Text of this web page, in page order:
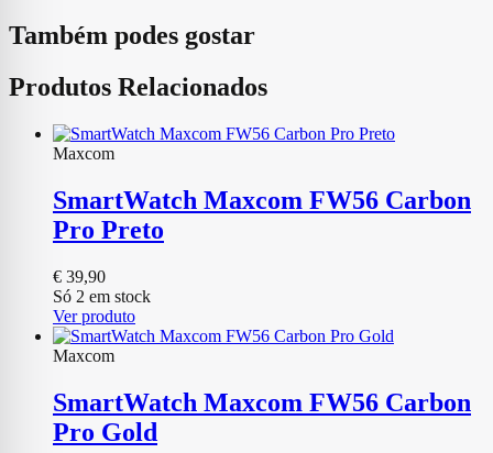
Também podes gostar
Produtos Relacionados
Maxcom
SmartWatch Maxcom FW56 Carbon
Pro Preto
€ 39,90
Só 2 em stock
Ver produto
Maxcom
SmartWatch Maxcom FW56 Carbon
Pro Gold